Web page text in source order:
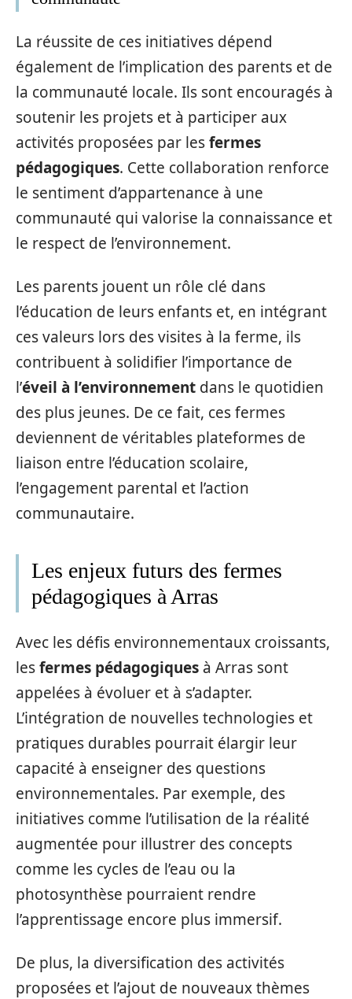
La réussite de ces initiatives dépend
également de l’implication des parents et de
la communauté locale. Ils sont encouragés à
soutenir les projets et à participer aux
activités proposées par lesfermes
pédagogiques. Cette collaboration renforce
le sentiment d’appartenance à une
communauté qui valorise la connaissance et
le respect de l’environnement.
Les parents jouent un rôle clé dans
l’éducation de leurs enfants et, en intégrant
ces valeurs lors des visites à la ferme, ils
contribuent à solidifier l’importance de
l’éveil à l’environnement dans le quotidien
des plus jeunes. De ce fait, ces fermes
deviennent de véritables plateformes de
liaison entre l’éducation scolaire,
l’engagement parental et l’action
communautaire.
Les enjeux futurs des fermes
pédagogiques à Arras
Avec les défis environnementaux croissants,
lesfermes pédagogiques à Arras sont
appelées à évoluer et à s’adapter.
L’intégration de nouvelles technologies et
pratiques durables pourrait élargir leur
capacité à enseigner des questions
environnementales. Par exemple, des
initiatives comme l’utilisation de la réalité
augmentée pour illustrer des concepts
comme les cycles de l’eau ou la
photosynthèse pourraient rendre
l’apprentissage encore plus immersif.
De plus, la diversification des activités
proposées et l’ajout de nouveaux thèmes